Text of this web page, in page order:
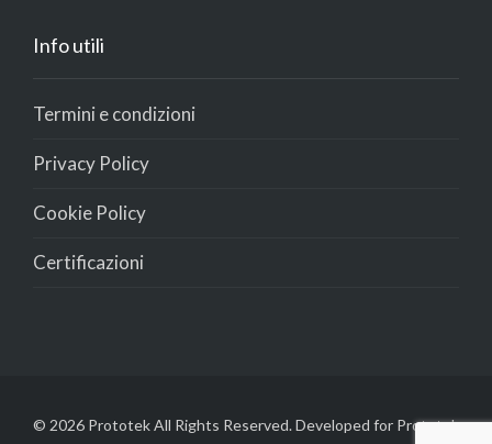
Info utili
Termini e condizioni
Privacy Policy
Cookie Policy
Certificazioni
© 2026 Prototek All Rights Reserved. Developed for Prototek